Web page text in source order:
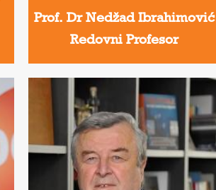
Prof. Dr Nedžad Ibrahimović
Redovni Profesor